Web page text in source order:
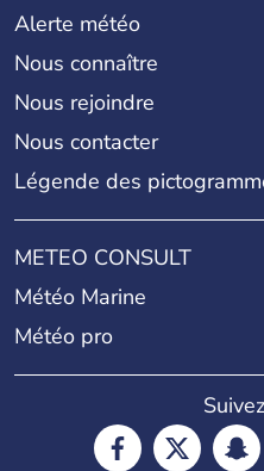
Alerte météo
Nous connaître
Nous rejoindre
Nous contacter
Légende des
METEO CONSULT
Météo Marine
Météo pro